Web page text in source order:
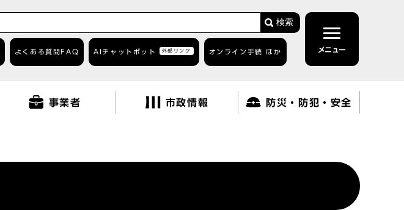
検索
よくある質問 FAQ AIチャットボット 外部リンク オンライン手続 ほか メニュー
事業者 市政情報 防災・防犯・安全